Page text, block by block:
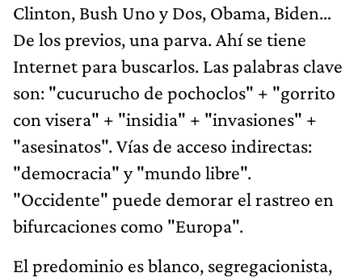
Clinton, Bush Uno y Dos, Obama, Biden…
De los previos, una parva. Ahí se tiene
Internet para buscarlos. Las palabras clave
son: "cucurucho de pochoclos" + "gorrito
con visera" + "insidia" + "invasiones" +
"asesinatos". Vías de acceso indirectas:
"democracia" y "mundo libre".
"Occidente" puede demorar el rastreo en
bifurcaciones como "Europa".
El predominio es blanco, segregacionista,